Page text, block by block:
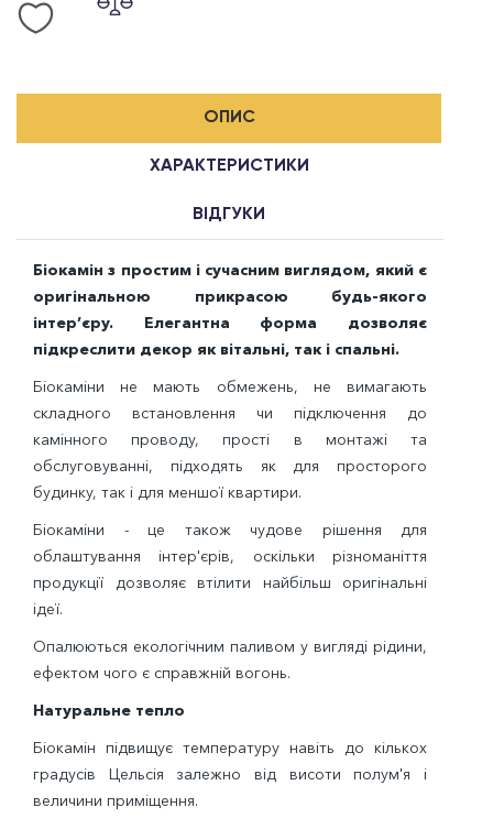
ОПИС
ХАРАКТЕРИСТИКИ
ВІДГУКИ
Біокамін з простим і сучасним виглядом, який є
оригінальною прикрасою будь-якого
інтер’єру. Елегантна форма дозволяє
підкреслити декор як вітальні, так і спальні.
Біокаміни не мають обмежень, не вимагають
складного встановлення чи підключення до
камінного проводу, прості в монтажі та
обслуговуванні, підходять як для просторого
будинку, так і для меншої квартири.
Біокаміни - це також чудове рішення для
облаштування інтер'єрів, оскільки різноманіття
продукції дозволяє втілити найбільш оригінальні
ідеї.
Опалюються екологічним паливом у вигляді рідини,
ефектом чого є справжній вогонь.
Натуральне тепло
Біокамін підвищує температуру навіть до кількох
градусів Цельсія залежно від висоти полум'я і
величини приміщення.